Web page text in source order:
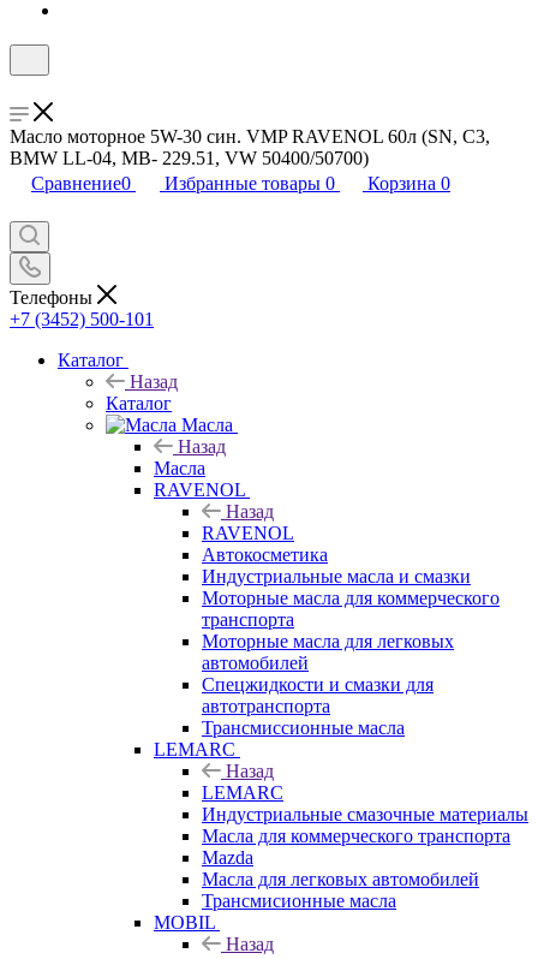
Масло моторное 5W-30 син. VMP RAVENOL 60л (SN, C3,
BMW LL-04, MB- 229.51, VW 50400/50700)
Сравнение0 Избранные товары 0 Корзина 0
Телефоны
+7 (3452) 500-101
Каталог
Назад
Каталог
Масла
Назад
Масла
RAVENOL
Назад
RAVENOL
Автокосметика
Индустриальные масла и смазки
Моторные масла для коммерческого
транспорта
Моторные масла для легковых
автомобилей
Спецжидкости и смазки для
автотранспорта
Трансмиссионные масла
LEMARC
Назад
LEMARC
Индустриальные смазочные материалы
Масла для коммерческого транспорта
Mazda
Масла для легковых автомобилей
Трансмисионные масла
MOBIL
Назад